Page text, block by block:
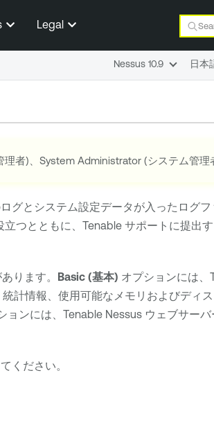
Legal
理者)、System Administrator (システム管理
グとシステム設定データが入ったログフ
つとともに、 Tenable サポート に提出
ります。 Basic (基本) オプションには、
計情報、使用可能なメモリおよびディ
ョンには、 Tenable Nessusウェブサーバ
ください。
Nessus 10.9 日本